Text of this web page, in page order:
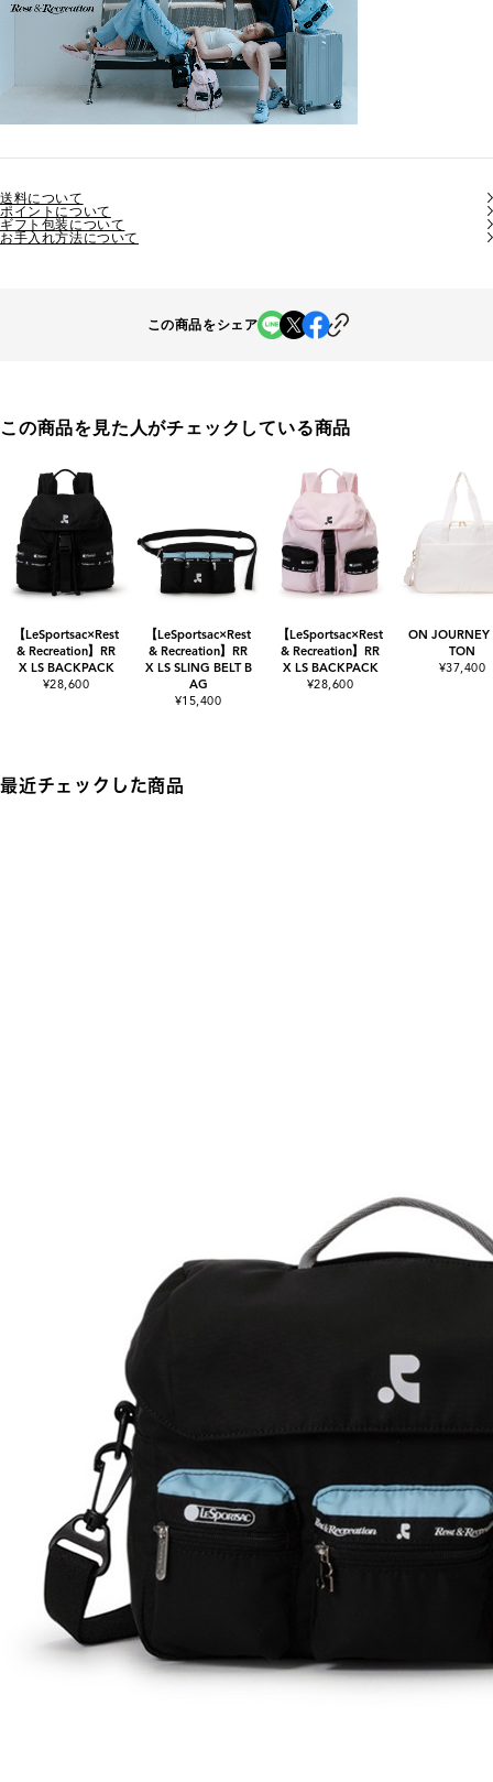
送料について
ポイントについて
ギフト包装について
お手入れ方法について
この商品をシェア
この商品を見た人がチェックしている商品
【LeSportsac×Rest
& Recreation】RR
X LS BACKPACK
¥28,600
【LeSportsac×Rest
& Recreation】RR
X LS SLING BELT B
AG
¥15,400
【LeSportsac×Rest
& Recreation】RR
X LS BACKPACK
¥28,600
ON JOURNEY
TON
¥37,400
最近チェックした商品